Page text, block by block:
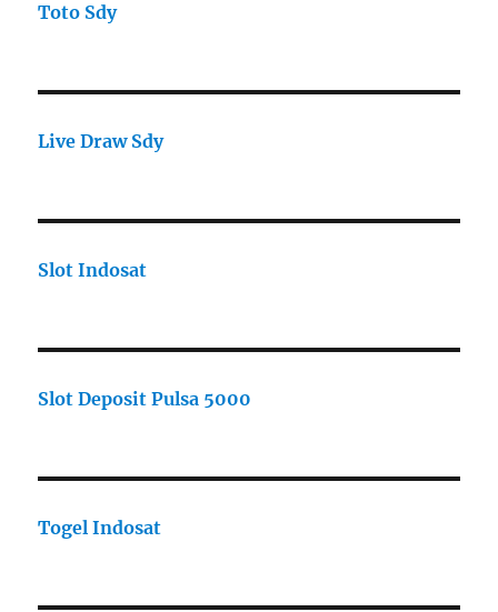
Toto Sdy
Live Draw Sdy
Slot Indosat
Slot Deposit Pulsa 5000
Togel Indosat